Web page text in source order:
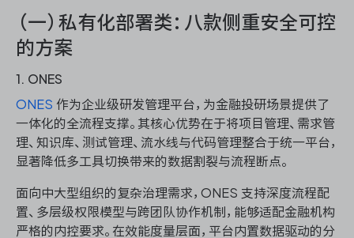
（一）私有化部署类：八款侧重安全可控
的方案
1. ONES
ONES 作为企业级研发管理平台，为金融投研场景提供了
一体化的全流程支撑。其核心优势在于将项目管理、需求管
理、知识库、测试管理、流水线与代码管理整合于统一平台，
显著降低多工具切换带来的数据割裂与流程断点。
面向中大型组织的复杂治理需求，ONES 支持深度流程配
置、多层级权限模型与跨团队协作机制，能够适配金融机构
严格的内控要求。在效能度量层面，平台内置数据驱动的分